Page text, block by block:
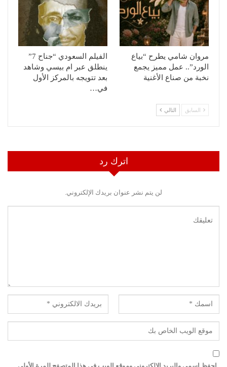
مروان شامي يطرح “بياع
الورد”.. عمل مميز يجمع
نخبة من صناع الأغنية
الفيلم السعودي “جناح 7”
ينطلق عبر ام بيسي وشاهد
بعد تتويجه بالمركز الأول
في…
السابق التالي
اترك رد
لن يتم نشر عنوان بريدك الإلكتروني.